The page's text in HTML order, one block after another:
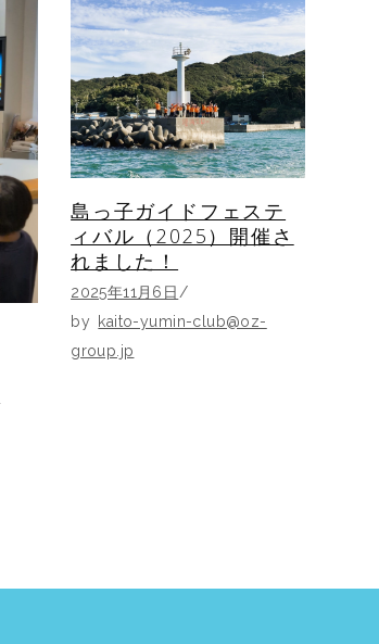
島っ子ガイドフェステ
ィバル（2025）開催さ
れました！
2025年11月6日
by
kaito-yumin-club@oz-
group.jp